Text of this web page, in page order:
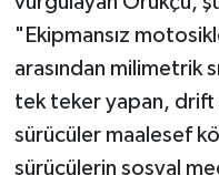
"Ekipmansız
arasından milimetrik
tek teker yapan, drift
sürücüler maalesef
sürücülerin sosyal